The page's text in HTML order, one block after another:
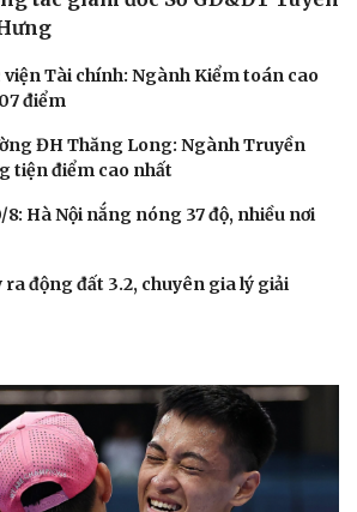
Podcast
Kể chuyện cho bé
Hạt giống tâm hồn
Tài chính: Ngành Kiểm toán cao
điểm
ĐH Thăng Long: Ngành Truyền
tiện điểm cao nhất
Hà Nội nắng nóng 37 độ, nhiều nơi
ra động đất 3.2, chuyên gia lý giải